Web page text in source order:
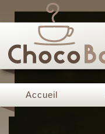
Accueil